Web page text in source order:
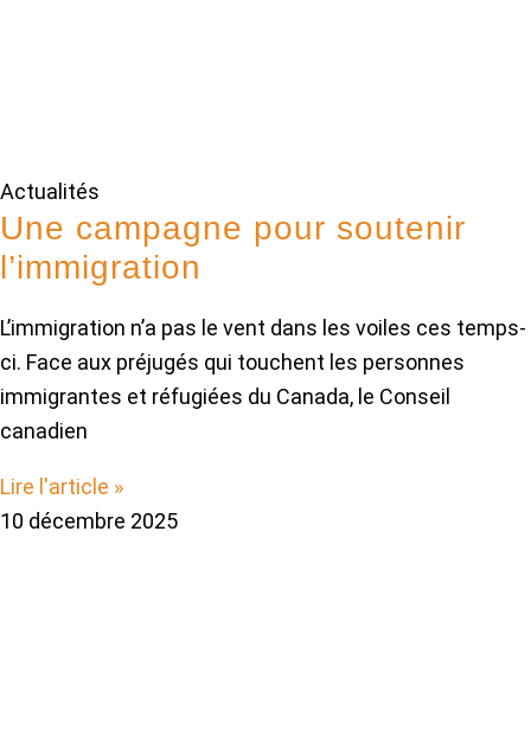
Actualités
Une campagne pour soutenir
l’immigration
L’immigration n’a pas le vent dans les voiles ces temps-
ci. Face aux préjugés qui touchent les personnes
immigrantes et réfugiées du Canada, le Conseil
canadien
Lire l'article »
10 décembre 2025